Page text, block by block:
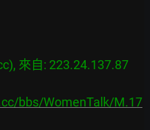
來自: 223.24.137.87
bbs/WomenTalk/M.17